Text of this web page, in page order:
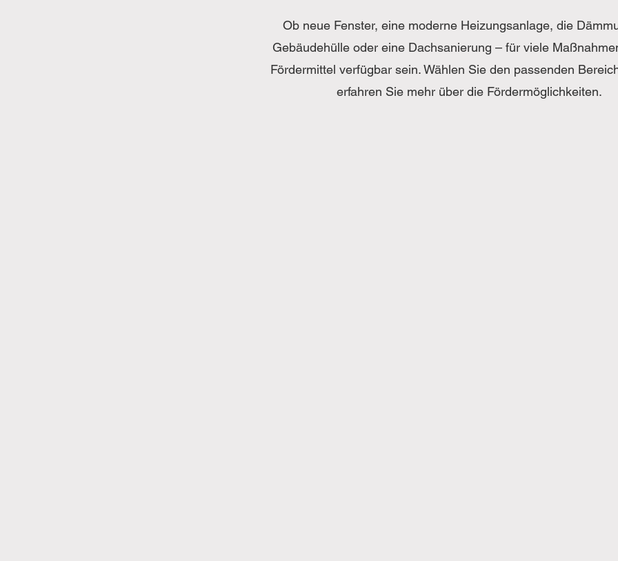
Ob neue Fenster, eine moderne Heizungsanlage, die
Gebäudehülle oder eine Dachsanierung – für viele
Fördermittel verfügbar sein. Wählen Sie den passenden
erfahren Sie mehr über die Fördermöglichkeiten.